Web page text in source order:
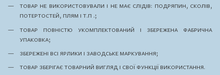
товар не використовували і не має слідів: подряпин, сколів,
потертостей, плям і т.п .;
товар повністю укомплектований і збережена фабрична
упаковка;
збережені всі ярлики і заводське маркування;
товар зберігає товарний вигляд і свої функції використання.